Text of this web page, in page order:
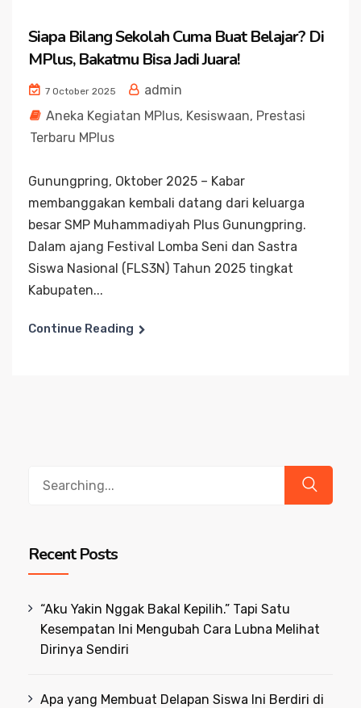
Siapa Bilang Sekolah Cuma Buat Belajar? Di
MPlus, Bakatmu Bisa Jadi Juara!
7 October 2025
admin
Aneka Kegiatan MPlus, Kesiswaan, Prestasi
Terbaru MPlus
Gunungpring, Oktober 2025 – Kabar
membanggakan kembali datang dari keluarga
besar SMP Muhammadiyah Plus Gunungpring.
Dalam ajang Festival Lomba Seni dan Sastra
Siswa Nasional (FLS3N) Tahun 2025 tingkat
Kabupaten...
Continue Reading
Recent Posts
“Aku Yakin Nggak Bakal Kepilih.” Tapi Satu
Kesempatan Ini Mengubah Cara Lubna Melihat
Dirinya Sendiri
Apa yang Membuat Delapan Siswa Ini Berdiri di